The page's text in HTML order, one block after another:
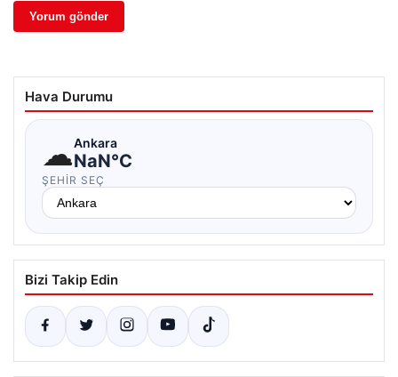
Hava Durumu
☁Ankara
NaN°C
ŞEHIR SEÇ
Bizi Takip Edin